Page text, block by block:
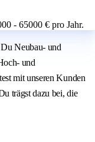
- 65000 € pro Jahr.
Neubau- und
und
mit unseren Kunden
trägst dazu bei, die